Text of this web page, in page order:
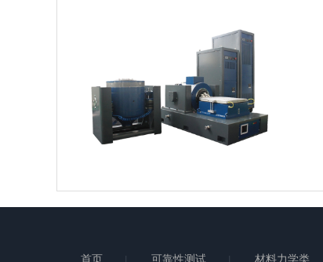
首页 可靠性测试 材料力学类